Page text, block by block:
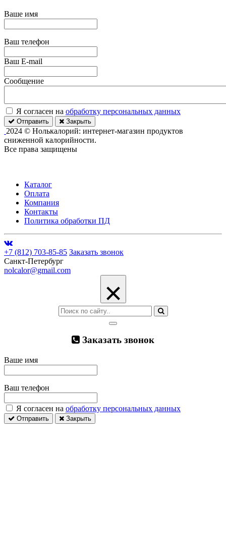
Ваше имя
Ваш телефон
Ваш E-mail
Сообщение
Я согласен на обработку персональных данных
Отправить Закрыть
2024 © Нолькалорий: интернет-магазин продуктов
сниженной калорийности.
Все права защищены
Каталог
Оплата
Компания
Контакты
Политика обработки ПД
+7 (812) 703-85-85 Заказать звонок
Санкт-Петербург
nolcalor@gmail.com
×
Заказать звонок
Ваше имя
Ваш телефон
Я согласен на обработку персональных данных
Отправить Закрыть